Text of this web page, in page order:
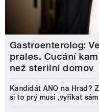
Gastroenterolog:
prales. Cucání
než sterilní domov
Kandidát ANO na Hrad?
si to prý musí ‚vyříkat sám